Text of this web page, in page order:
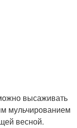
высаживать
мульчированием
весной.